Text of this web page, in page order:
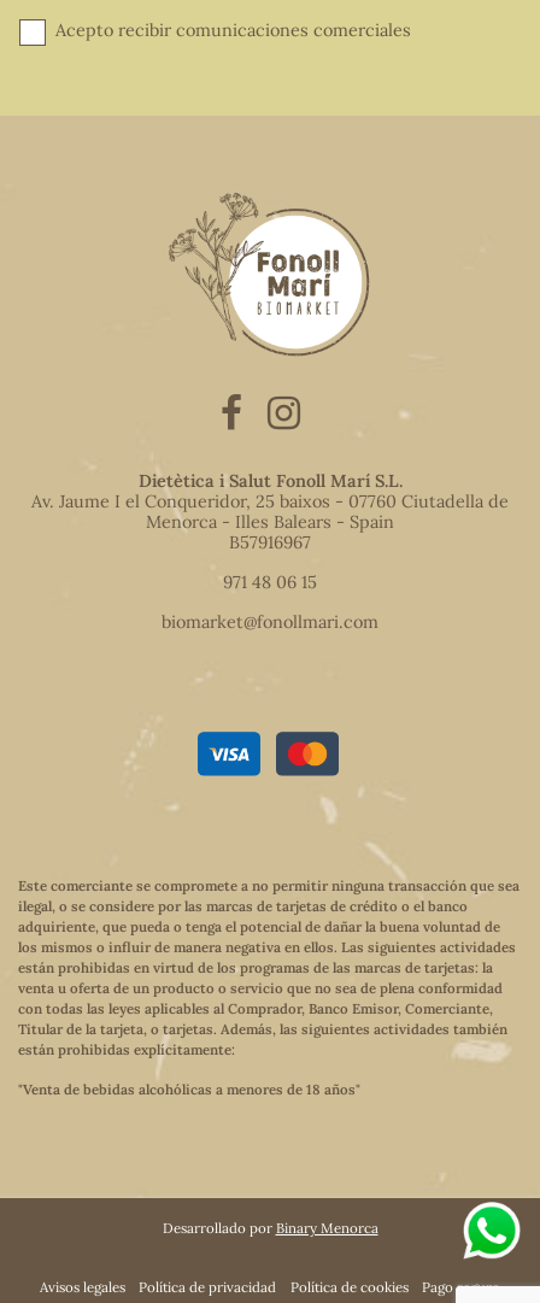
Acepto recibir comunicaciones comerciales
Dietètica i Salut Fonoll Marí S.L.
Av. Jaume I el Conqueridor, 25 baixos - 07760 Ciutadella de
Menorca - Illes Balears - Spain
B57916967
971 48 06 15
biomarket@fonollmari.com
Este comerciante se compromete a no permitir ninguna transacción que sea
ilegal, o se considere por las marcas de tarjetas de crédito o el banco
adquiriente, que pueda o tenga el potencial de dañar la buena voluntad de
los mismos o influir de manera negativa en ellos. Las siguientes actividades
están prohibidas en virtud de los programas de las marcas de tarjetas: la
venta u oferta de un producto o servicio que no sea de plena conformidad
con todas las leyes aplicables al Comprador, Banco Emisor, Comerciante,
Titular de la tarjeta, o tarjetas. Además, las siguientes actividades también
están prohibidas explícitamente:
"Venta de bebidas alcohólicas a menores de 18 años"
Desarrollado por Binary Menorca
Avisos legales Política de privacidad Política de cookies Pago seguro